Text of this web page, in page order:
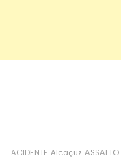
ACIDENTE Alcaçuz ASSALTO